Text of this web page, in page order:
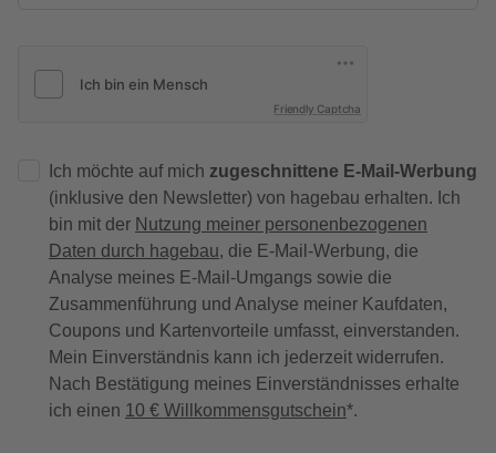
Friendly Captcha
Ich möchte auf mich zugeschnittene E-Mail-Werbung
(inklusive den Newsletter) von hagebau erhalten. Ich
bin mit der Nutzung meiner personenbezogenen
Daten durch hagebau, die E-Mail-Werbung, die
Analyse meines E-Mail-Umgangs sowie die
Zusammenführung und Analyse meiner Kaufdaten,
Coupons und Kartenvorteile umfasst, einverstanden.
Mein Einverständnis kann ich jederzeit widerrufen.
Nach Bestätigung meines Einverständnisses erhalte
ich einen 10 € Willkommensgutschein*.